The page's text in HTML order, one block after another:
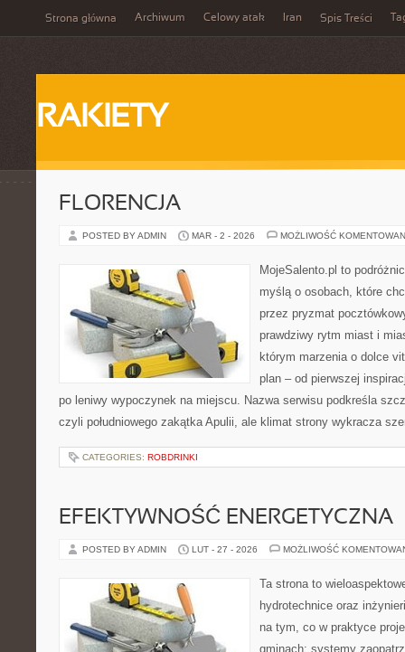
Strona główna Archiwum Celowy atak Iran Spis Treści
RAKIETY
FLORENCJA
POSTED BY ADMIN MAR - 2 - 2026 MOŻLIWOŚĆ
MojeSalento.pl to
myślą o osobach, które
przez pryzmat
prawdziwy rytm miast i
którym marzenia o dolce
plan – od pierwszej
po leniwy wypoczynek na miejscu. Nazwa serwisu podkreśla
czyli południowego zakątka Apulii, ale klimat strony wykracza
CATEGORIES: ROBDRINKI
EFEKTYWNOŚĆ ENERGETYCZNA
POSTED BY ADMIN LUT - 27 - 2026 MOŻLIWOŚĆ
Ta strona to
hydrotechnice oraz
na tym, co w praktyce
gminach: systemy